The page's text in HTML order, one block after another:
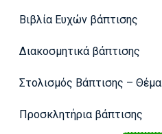
Βιβλία Ευχών βάπτισης
Διακοσμητικά βάπτισης
Στολισμός Βάπτισης –
Προσκλητήρια βάπτισης